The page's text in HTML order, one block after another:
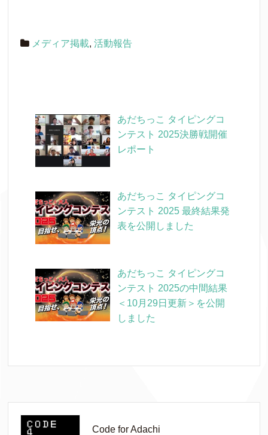
メディア掲載,活動報告
あだちっこ タイピングコ
ンテスト 2025決勝戦開催
レポート
あだちっこ タイピングコ
ンテスト 2025 最終結果発
表を公開しました
あだちっこ タイピングコ
ンテスト 2025の中間結果
＜10月29日更新＞を公開
しました
Code for Adachi